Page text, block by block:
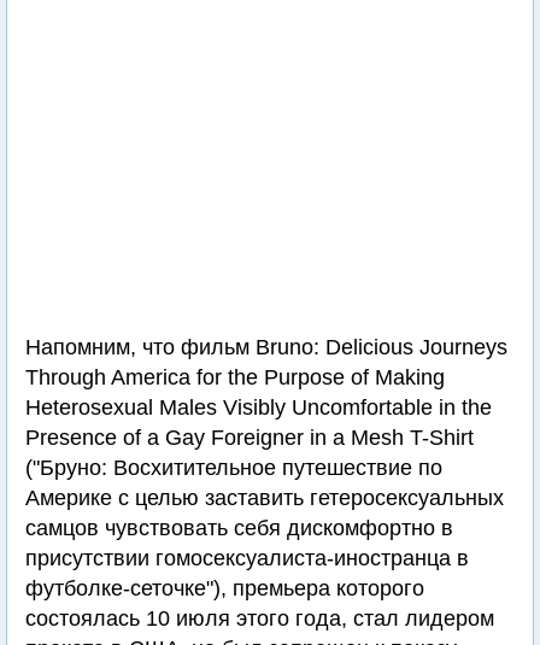
Напомним, что фильм Bruno: Delicious Journeys
Through America for the Purpose of Making
Heterosexual Males Visibly Uncomfortable in the
Presence of a Gay Foreigner in a Mesh T-Shirt
("Бруно: Восхитительное путешествие по
Америке с целью заставить гетеросексуальных
самцов чувствовать себя дискомфортно в
присутствии гомосексуалиста-иностранца в
футболке-сеточке"), премьера которого
состоялась 10 июля этого года, стал лидером